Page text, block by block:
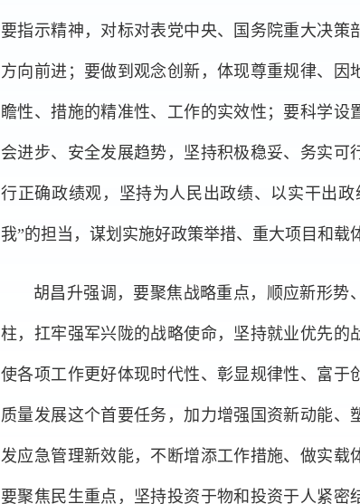
要指示精神，对标对表党中央、国务院重大决策
方向前进；要做到观念创新，体现尊重规律、因
瞻性、措施的精准性、工作的实效性；要科学设
会进步、安全发展趋势，坚持积极稳妥、务实可
行正确政绩观，坚持为人民出政绩、以实干出
我”的担当，谋划实施好政策举措、重大项目和载
胡昌升强调，要聚焦战略重点，顺应新形势
柱，扛牢强军兴陇的战略使命，坚持就业优先的
使各项工作更好体现时代性、彰显规律性、富于
质量发展这个首要任务，加力增强国资新动能、
发应急管理新效能，不断增添工作措施、做实载
要聚焦民生重点，坚持投资于物和投资于人紧密